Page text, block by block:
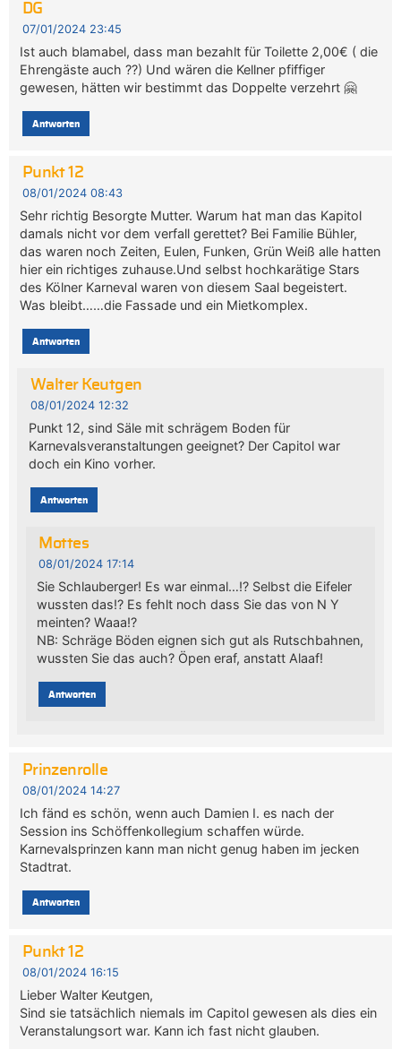
DG
07/01/2024 23:45
Ist auch blamabel, dass man bezahlt für Toilette 2,00€ ( die
Ehrengäste auch ??) Und wären die Kellner pfiffiger
gewesen, hätten wir bestimmt das Doppelte verzehrt 🤗
Antworten
Punkt 12
08/01/2024 08:43
Sehr richtig Besorgte Mutter. Warum hat man das Kapitol
damals nicht vor dem verfall gerettet? Bei Familie Bühler,
das waren noch Zeiten, Eulen, Funken, Grün Weiß alle hatten
hier ein richtiges zuhause.Und selbst hochkarätige Stars
des Kölner Karneval waren von diesem Saal begeistert.
Was bleibt……die Fassade und ein Mietkomplex.
Antworten
Walter Keutgen
08/01/2024 12:32
Punkt 12, sind Säle mit schrägem Boden für
Karnevalsveranstaltungen geeignet? Der Capitol war
doch ein Kino vorher.
Antworten
Mottes
08/01/2024 17:14
Sie Schlauberger! Es war einmal…!? Selbst die Eifeler
wussten das!? Es fehlt noch dass Sie das von N Y
meinten? Waaa!?
NB: Schräge Böden eignen sich gut als Rutschbahnen,
wussten Sie das auch? Öpen eraf, anstatt Alaaf!
Antworten
Prinzenrolle
08/01/2024 14:27
Ich fänd es schön, wenn auch Damien I. es nach der
Session ins Schöffenkollegium schaffen würde.
Karnevalsprinzen kann man nicht genug haben im jecken
Stadtrat.
Antworten
Punkt 12
08/01/2024 16:15
Lieber Walter Keutgen,
Sind sie tatsächlich niemals im Capitol gewesen als dies ein
Veranstalungsort war. Kann ich fast nicht glauben.